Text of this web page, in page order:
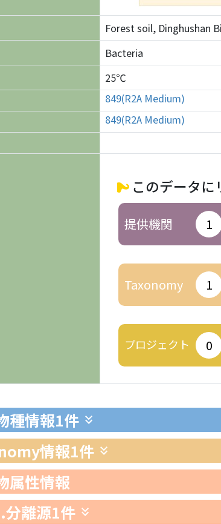
Forest soil, Dinghushan
Bacteria
25℃
849(R2A Medium)
849(R2A Medium)
このデータに
提供機関 1
Taxonomy 1
プロジェクト 0
種情報1件
情報1件
属性情報
離源1件